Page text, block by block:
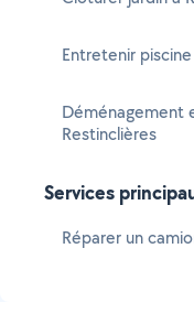
Entretenir
Déménagement
Restinclières
Services
Réparer un